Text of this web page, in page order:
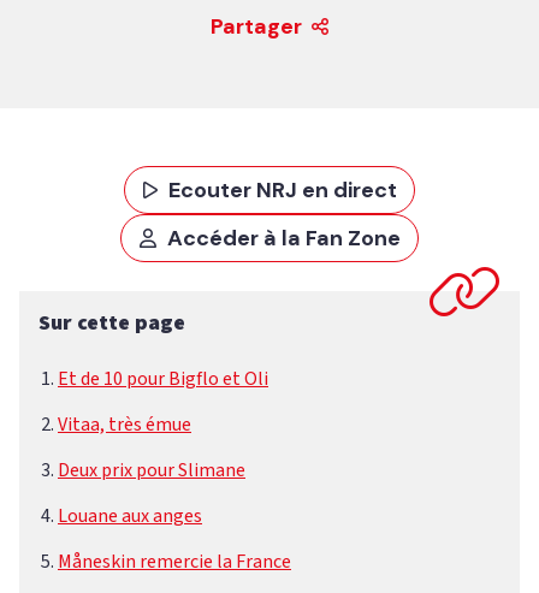
Partager
Ecouter NRJ en direct
Accéder à la Fan Zone
Sur cette page
Et de 10 pour Bigflo et Oli
Vitaa, très émue
Deux prix pour Slimane
Louane aux anges
Måneskin remercie la France